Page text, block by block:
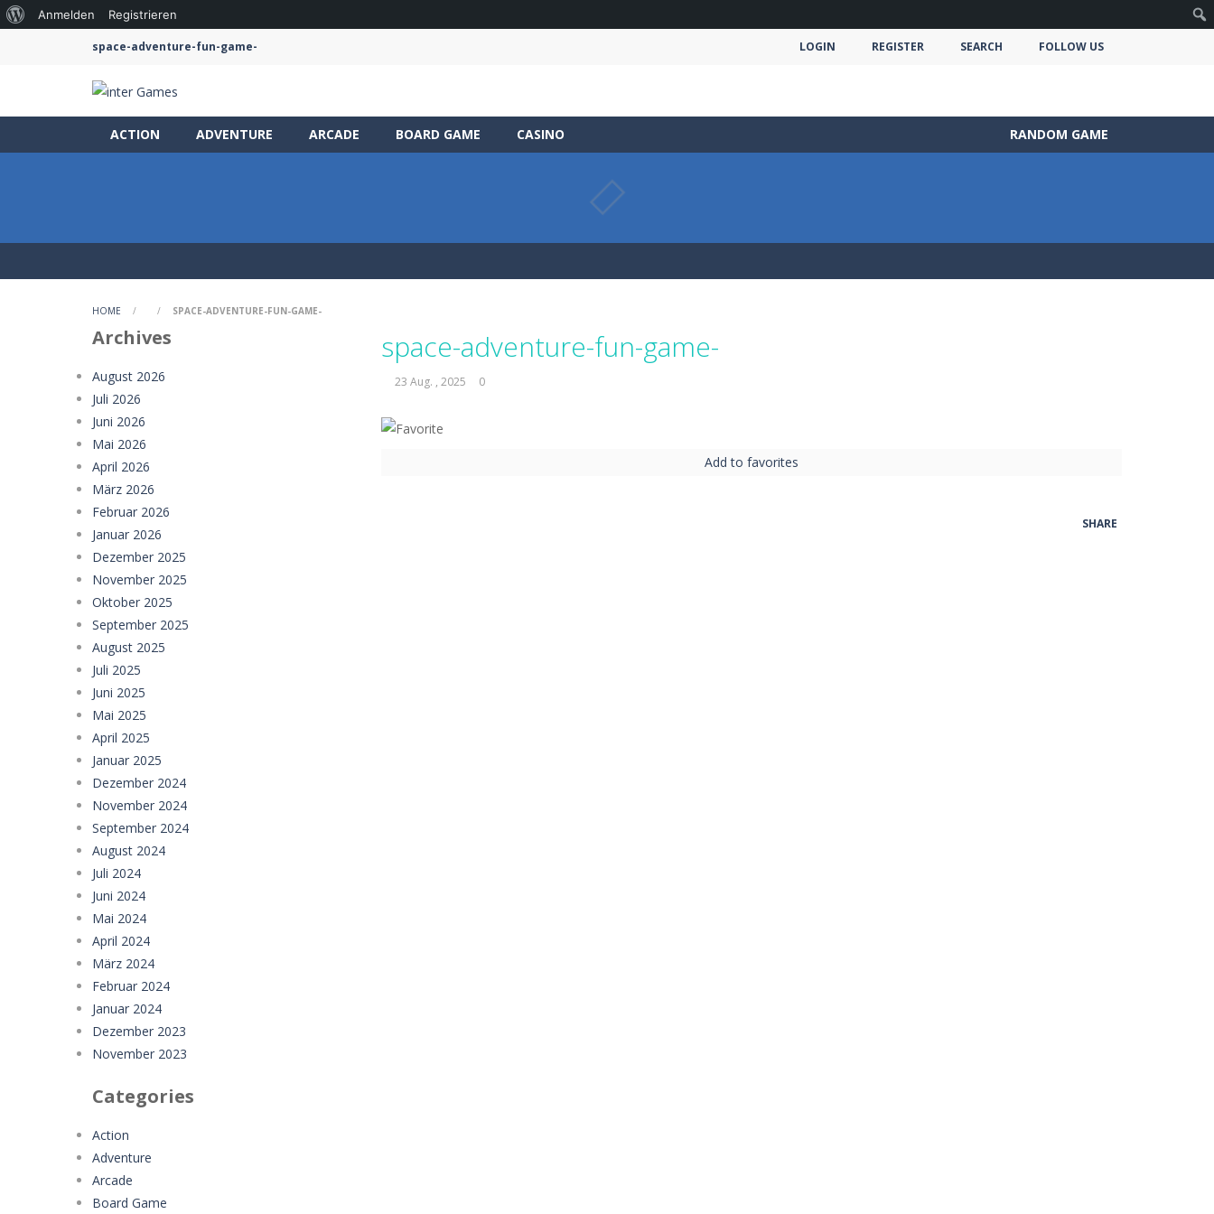
space-adventure-fun-game- LOGIN REGISTER SEARCH FOLLOW US
ACTION ADVENTURE ARCADE BOARD GAME CASINO RANDOM GAME
HOME / / SPACE-ADVENTURE-FUN-GAME-
space-adventure-fun-game-
23 Aug. , 2025 0
Add to favorites
SHARE
Archives
August 2026
Juli 2026
Juni 2026
Mai 2026
April 2026
März 2026
Februar 2026
Januar 2026
Dezember 2025
November 2025
Oktober 2025
September 2025
August 2025
Juli 2025
Juni 2025
Mai 2025
April 2025
Januar 2025
Dezember 2024
November 2024
September 2024
August 2024
Juli 2024
Juni 2024
Mai 2024
April 2024
März 2024
Februar 2024
Januar 2024
Dezember 2023
November 2023
Categories
Action
Adventure
Arcade
Board Game
Über
Anmelden Registrieren